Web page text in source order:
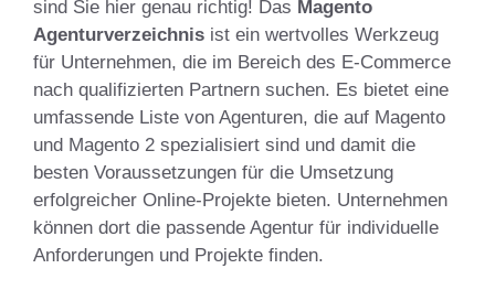
sind Sie hier genau richtig! Das Magento
Agenturverzeichnis ist ein wertvolles Werkzeug
für Unternehmen, die im Bereich des E-Commerce
nach qualifizierten Partnern suchen. Es bietet eine
umfassende Liste von Agenturen, die auf Magento
und Magento 2 spezialisiert sind und damit die
besten Voraussetzungen für die Umsetzung
erfolgreicher Online-Projekte bieten. Unternehmen
können dort die passende Agentur für individuelle
Anforderungen und Projekte finden.